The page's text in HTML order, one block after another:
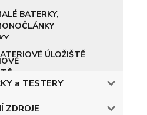
BATERKY,
ÚLOŽIŠTĚ
a TESTERY
ZDROJE